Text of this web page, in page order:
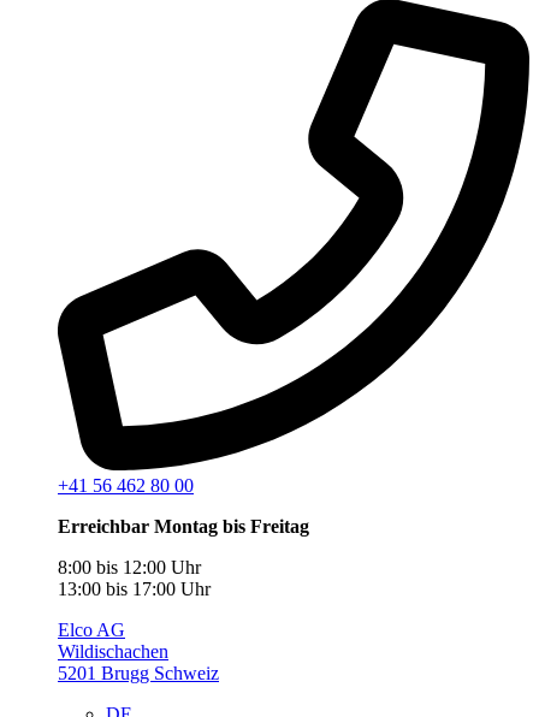
+41 56 462 80 00
Erreichbar Montag bis Freitag
8:00 bis 12:00 Uhr
13:00 bis 17:00 Uhr
Elco AG
Wildischachen
5201 Brugg Schweiz